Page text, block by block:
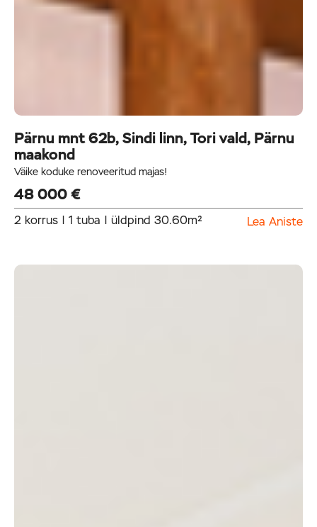
Pärnu mnt 62b, Sindi linn, Tori vald, Pärnu
maakond
Väike koduke renoveeritud majas!
48 000 €
2 korrus | 1 tuba | üldpind 30.60m² Lea Aniste